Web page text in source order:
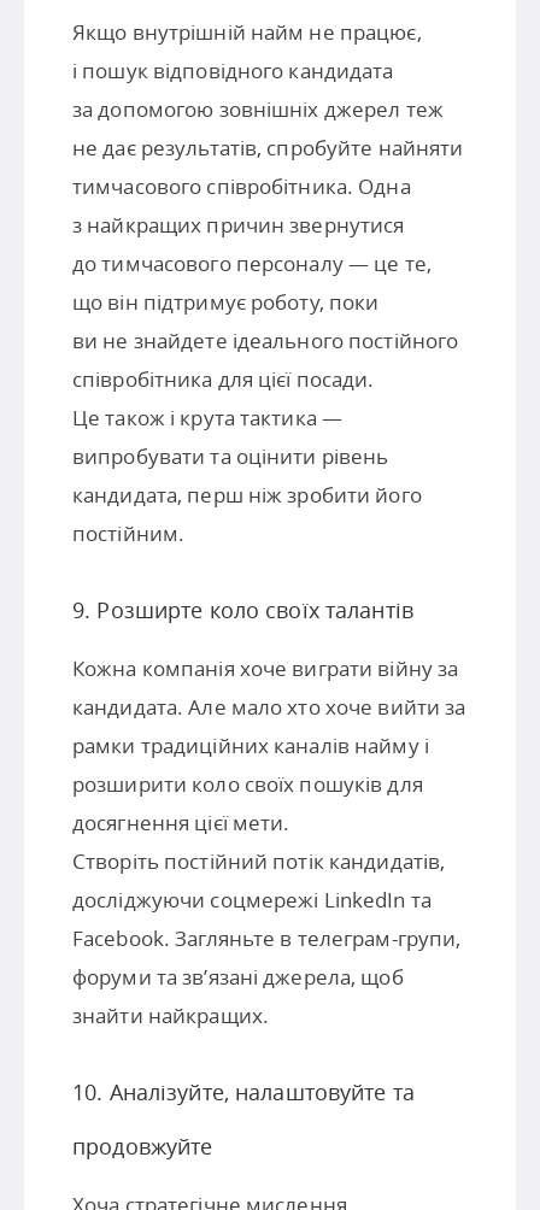
Якщо внутрішній найм не працює,
і пошук відповідного кандидата
за допомогою зовнішніх джерел теж
не дає результатів, спробуйте найняти
тимчасового співробітника. Одна
з найкращих причин звернутися
до тимчасового персоналу — це те,
що він підтримує роботу, поки
ви не знайдете ідеального постійного
співробітника для цієї посади.
Це також і крута тактика —
випробувати та оцінити рівень
кандидата, перш ніж зробити його
постійним.
9. Розширте коло своїх талантів
Кожна компанія хоче виграти війну за
кандидата. Але мало хто хоче вийти за
рамки традиційних каналів найму і
розширити коло своїх пошуків для
досягнення цієї мети.
Створіть постійний потік кандидатів,
досліджуючи соцмережі LinkedIn та
Facebook. Загляньте в телеграм-групи,
форуми та зв’язані джерела, щоб
знайти найкращих.
10. Аналізуйте, налаштовуйте та
продовжуйте
Хоча стратегічне мислення